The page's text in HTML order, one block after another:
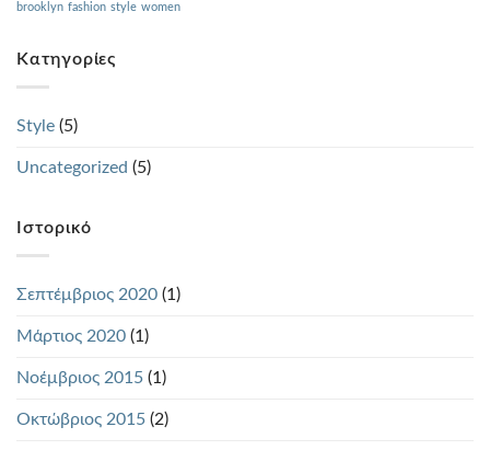
brooklyn fashion style women
Kατηγορίες
Style (5)
Uncategorized (5)
Ιστορικό
Σεπτέμβριος 2020 (1)
Μάρτιος 2020 (1)
Νοέμβριος 2015 (1)
Οκτώβριος 2015 (2)